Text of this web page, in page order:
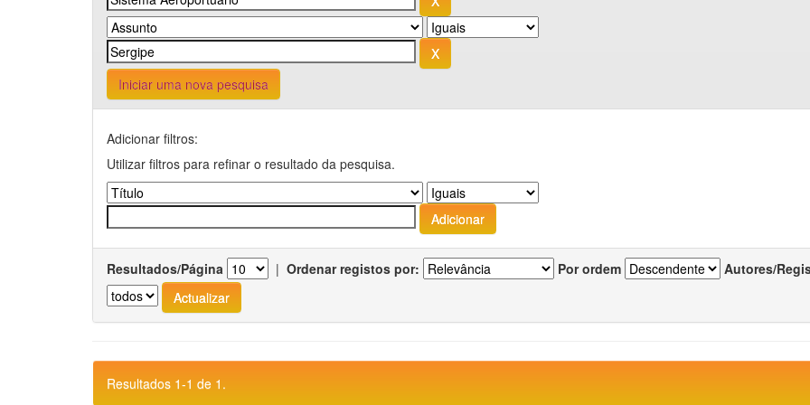
Iniciar uma nova pesquisa
Adicionar filtros:
Utilizar filtros para refinar o resultado da pesquisa.
Resultados/Página | Ordenar registos por: Por ordem Autores/
Resultados 1-1 de 1.